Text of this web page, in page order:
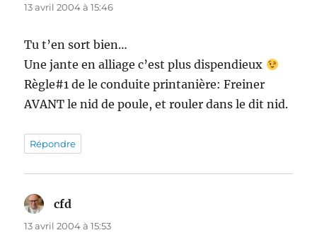
13 avril 2004 à 15:46
Tu t’en sort bien…
Une jante en alliage c’est plus dispendieux
Règle#1 de le conduite printanière: Freiner
AVANT le nid de poule, et rouler dans le dit nid.
Répondre
cfd
13 avril 2004 à 15:53